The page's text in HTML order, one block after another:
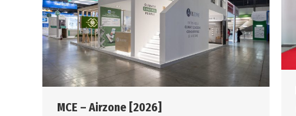
MCE – Airzone [2026]